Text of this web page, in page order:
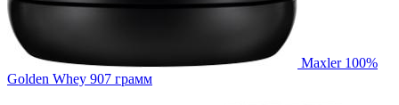
Maxler 100%
Golden Whey 907 грамм